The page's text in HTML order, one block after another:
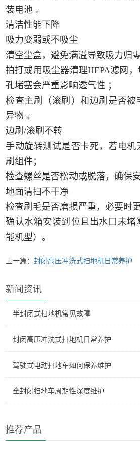
装电池 。
清洁性能下降
‌吸力变弱或不吸尘‌
清空尘盒，避免满溢导致吸力归零
拍打或用吸尘器清理HEPA滤网
孔堵塞会严重影响透气性 ；
检查主刷（滚刷）和边刷是否被
异物 。
‌边刷/滚刷不转‌
手动旋转测试是否卡死，若电机
刷组件；
检查螺丝是否松动或脱落，确保
‌地面清扫不干净‌
检查刷毛是否磨损严重，必要时
确认水箱安装到位且出水口未堵
能机型）。
上一篇：封闭高压冲洗式扫地机日常养护
新闻资讯
半封闭式扫地机常见故障
封闭高压冲洗式扫地机日常养护
驾驶式电动扫地车如何保养维护
全封闭扫地车周期性深度维护
推荐产品